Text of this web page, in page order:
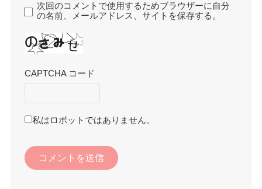
次回のコメントで使用するためブラウザーに自分
の名前、メールアドレス、サイトを保存する。
CAPTCHA コード
私はロボットではありません。